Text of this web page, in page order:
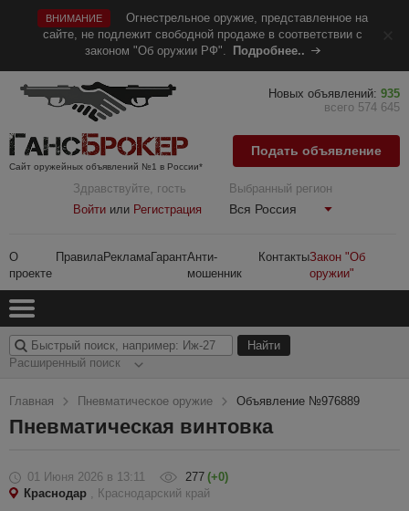
ВНИМАНИЕ
Огнестрельное оружие, представленное на
сайте, не подлежит свободной продаже в соответствии с
законом "Об оружии РФ".
Подробнее..
Сайт оружейных объявлений №1 в России*
Здравствуйте, гость
Войти или Регистрация
Выбранный регион
Вся Россия
О
проекте
ПравилаРекламаГарантАнти-
мошенник
КонтактыЗакон "Об
оружии"
Новых объявлений: 935
всего 574 645
Подать объявление
Расширенный поиск
Главная Пневматическое оружие Объявление №976889
Пневматическая винтовка
01 Июня 2026 в 13:11 277 (+0)
Краснодар , Краснодарский край